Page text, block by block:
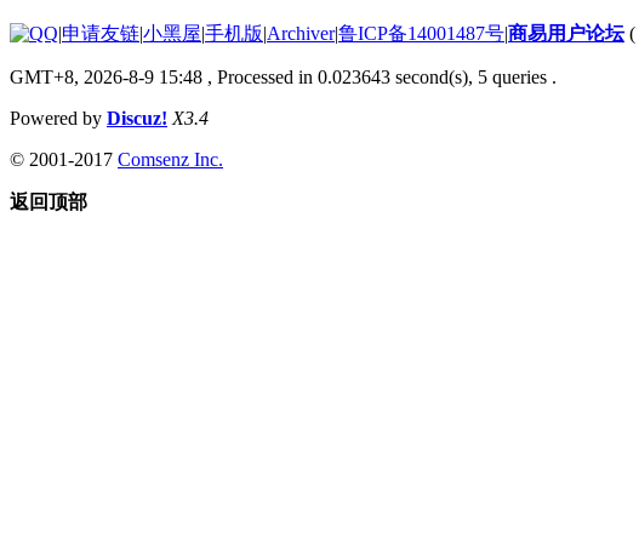
|申请友链|小黑屋|手机版|Archiver|鲁ICP备14001487号|商易用户论坛(
GMT+8, 2026-8-9 15:48 , Processed in 0.023643 second(s), 5 queries .
Powered by Discuz! X3.4
© 2001-2017 Comsenz Inc.
返回顶部